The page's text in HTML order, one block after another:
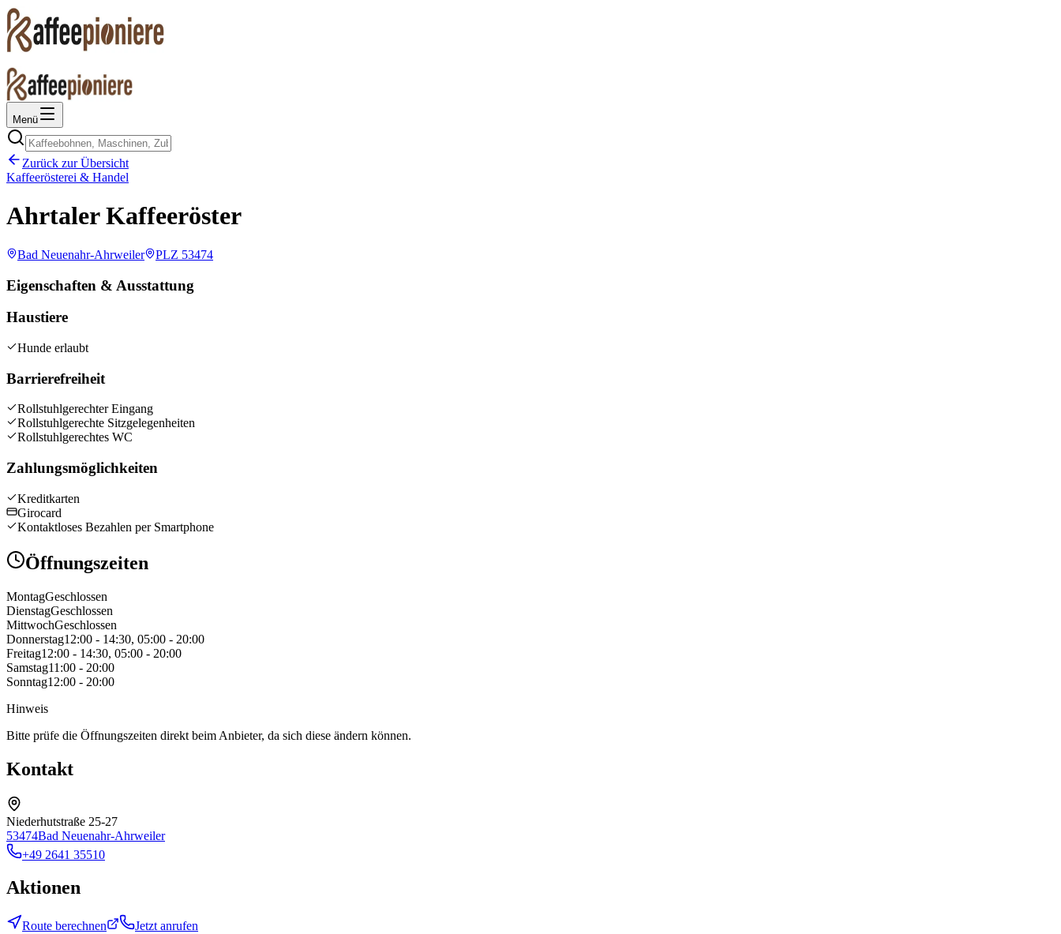
Menü
Zurück zur Übersicht
Kaffeerösterei & Handel
Ahrtaler Kaffeeröster
Bad Neuenahr-Ahrweiler PLZ 53474
Eigenschaften & Ausstattung
Haustiere
Hunde erlaubt
Barrierefreiheit
Rollstuhlgerechter Eingang
Rollstuhlgerechte Sitzgelegenheiten
Rollstuhlgerechtes WC
Zahlungsmöglichkeiten
Kreditkarten
Girocard
Kontaktloses Bezahlen per Smartphone
Öffnungszeiten
MontagGeschlossen
DienstagGeschlossen
MittwochGeschlossen
Donnerstag12:00 - 14:30, 05:00 - 20:00
Freitag12:00 - 14:30, 05:00 - 20:00
Samstag11:00 - 20:00
Sonntag12:00 - 20:00
Hinweis
Bitte prüfe die Öffnungszeiten direkt beim Anbieter, da sich diese ändern können.
Kontakt
Niederhutstraße 25-27
53474Bad Neuenahr-Ahrweiler
+49 2641 35510
Aktionen
Route berechnen
Jetzt anrufen